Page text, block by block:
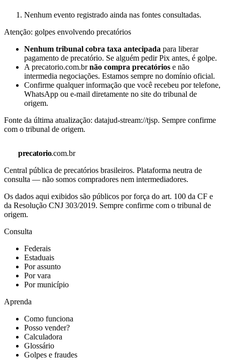
Nenhum evento registrado ainda nas fontes consultadas.
Atenção: golpes envolvendo precatórios
Nenhum tribunal cobra taxa antecipada para liberar
pagamento de precatório. Se alguém pedir Pix antes, é golpe.
A precatorio.com.brnão compra precatórios e não
intermedia negociações. Estamos sempre no domínio oficial.
Confirme qualquer informação que você recebeu por telefone,
WhatsApp ou e-mail diretamente no site do tribunal de
origem.
Fonte da última atualização: datajud-stream://tjsp. Sempre confirme
com o tribunal de origem.
precatorio.com.br
Central pública de precatórios brasileiros. Plataforma neutra de
consulta — não somos compradores nem intermediadores.
Os dados aqui exibidos são públicos por força do art. 100 da CF e
da Resolução CNJ 303/2019. Sempre confirme com o tribunal de
origem.
Consulta
Federais
Estaduais
Por assunto
Por vara
Por município
Aprenda
Como funciona
Posso vender?
Calculadora
Glossário
Golpes e fraudes